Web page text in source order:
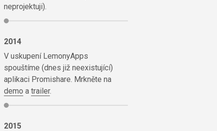
neprojektuji).
2014
V uskupení LemonyApps
spouštíme (dnes již neexistující)
aplikaci Promishare. Mrkněte na
demo a trailer.
2015